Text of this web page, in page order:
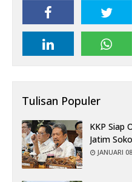
Tulisan Populer
KKP Siap
Jatim
JANUARI